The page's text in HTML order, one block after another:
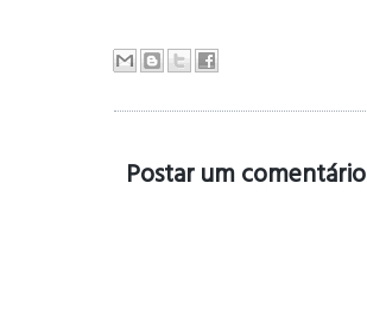
Postar um comentário